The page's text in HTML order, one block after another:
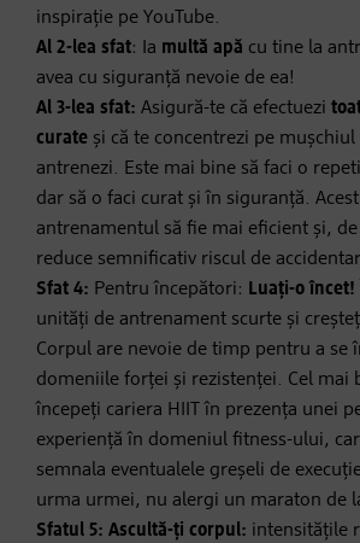
inspirație pe YouTube.
Al 2-lea sfat: Ia multă apă cu tine la
avea cu siguranță nevoie de ea!
Al 3-lea sfat: Asigură-te că efectuezi
curate și că te concentrezi pe mușchiul
antrenezi. Este mai bine să faci o
dar să o faci curat și în siguranță.
antrenamentul să fie mai eficient și, de
reduce semnificativ riscul de
Sfat 4: Pentru începători: Luați-o încet!
unități de antrenament scurte și
Corpul are nevoie de timp pentru a se
domeniile forței și rezistenței. Cel mai
începeți cariera HIIT în prezența unei
experiență în domeniul fitness-ului,
semnala eventualele greșeli de
urma urmei, nu alergi un maraton de
Sfatul 5: Ascultă-ți corpul: intensitățile